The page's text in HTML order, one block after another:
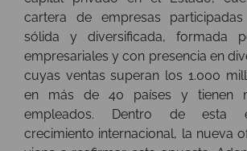
cartera de empresas
sólida y diversificada, formada
empresariales y con presencia en
cuyas ventas superan los 1.000
en más de 40 países y tienen
empleados. Dentro de esta
crecimiento internacional, la nueva